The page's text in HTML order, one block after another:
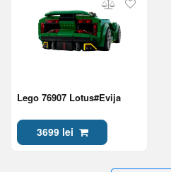
Lego 76907 Lotus#Evija
3699 lei